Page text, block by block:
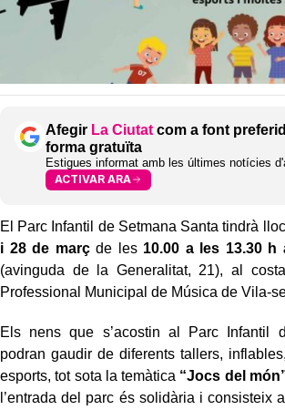
Afegir La Ciutat com a font
forma gratuïta
Estigues informat amb les últimes notícies
ACTIVAR ARA
El Parc Infantil de Setmana Santa tindrà
i 28 de marçde les 10.00 a les 13.30 h
(avinguda de la Generalitat, 21), al
Professional Municipal de Música de Vila-
Els nens que s’acostin al Parc Infantil
podran gaudir de diferents tallers,
esports, tot sota la temàtica “Jocs del
l’entrada del parc és solidària i consisteix